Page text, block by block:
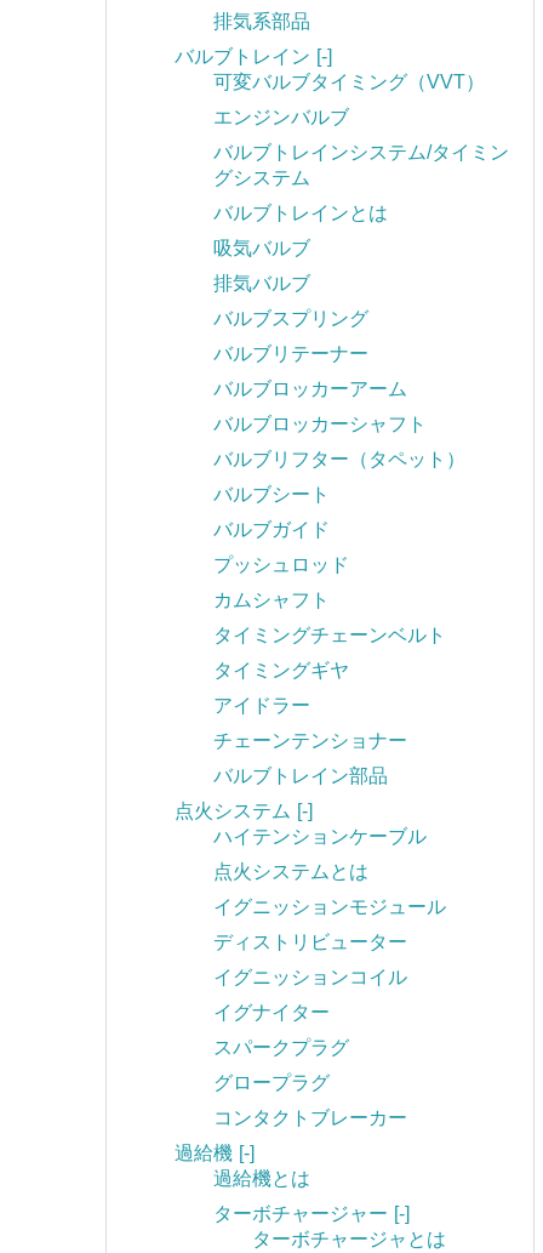
排気系部品
バルブトレイン [-]
可変バルブタイミング（VVT）
エンジンバルブ
バルブトレインシステム/タイミン
グシステム
バルブトレインとは
吸気バルブ
排気バルブ
バルブスプリング
バルブリテーナー
バルブロッカーアーム
バルブロッカーシャフト
バルブリフター（タペット）
バルブシート
バルブガイド
プッシュロッド
カムシャフト
タイミングチェーンベルト
タイミングギヤ
アイドラー
チェーンテンショナー
バルブトレイン部品
点火システム [-]
ハイテンションケーブル
点火システムとは
イグニッションモジュール
ディストリビューター
イグニッションコイル
イグナイター
スパークプラグ
グロープラグ
コンタクトブレーカー
過給機 [-]
過給機とは
ターボチャージャー [-]
ターボチャージャとは